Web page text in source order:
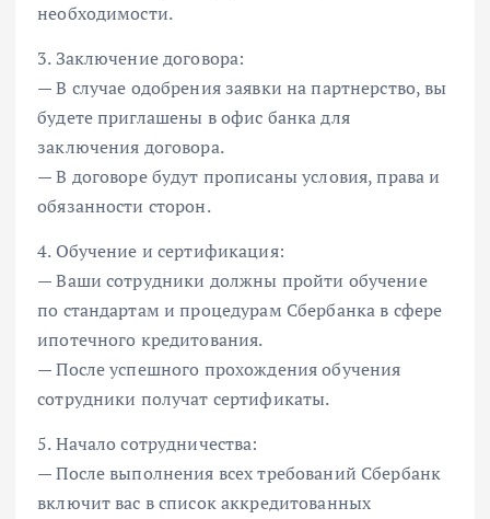
необходимости.
3. Заключение договора:
— В случае одобрения заявки на партнерство, вы
будете приглашены в офис банка для
заключения договора.
— В договоре будут прописаны условия, права и
обязанности сторон.
4. Обучение и сертификация:
— Ваши сотрудники должны пройти обучение
по стандартам и процедурам Сбербанка в сфере
ипотечного кредитования.
— После успешного прохождения обучения
сотрудники получат сертификаты.
5. Начало сотрудничества:
— После выполнения всех требований Сбербанк
включит вас в список аккредитованных